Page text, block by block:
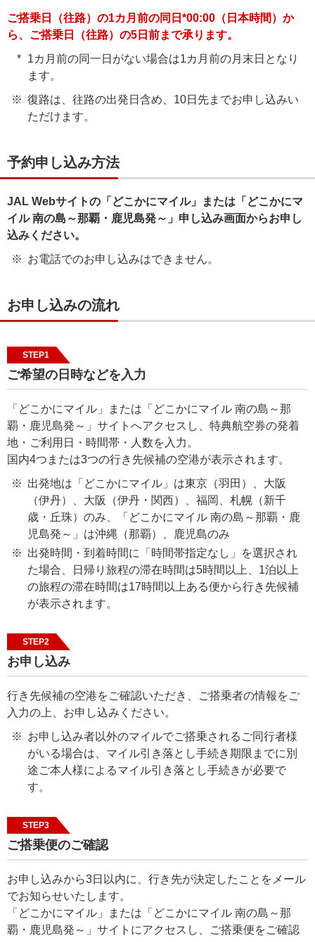
ご搭乗日（往路）の1カ月前の同日*00:00（日本時間）か
ら、ご搭乗日（往路）の5日前まで承ります。
1カ月前の同一日がない場合は1カ月前の月末日となり
ます。
復路は、往路の出発日含め、10日先までお申し込みい
ただけます。
予約申し込み方法
JAL Webサイトの「どこかにマイル」または「どこかにマ
イル 南の島～那覇・鹿児島発～」申し込み画面からお申し
込みください。
お電話でのお申し込みはできません。
お申し込みの流れ
STEP1
ご希望の日時などを入力
「どこかにマイル」または「どこかにマイル 南の島～那
覇・鹿児島発～」サイトへアクセスし、特典航空券の発着
地・ご利用日・時間帯・人数を入力。
国内4つまたは3つの行き先候補の空港が表示されます。
出発地は「どこかにマイル」は東京（羽田）、大阪
（伊丹）、大阪（伊丹・関西）、福岡、札幌（新千
歳・丘珠）のみ、「どこかにマイル 南の島～那覇・鹿
児島発～」は沖縄（那覇）、鹿児島のみ
出発時間・到着時間に「時間帯指定なし」を選択され
た場合、日帰り旅程の滞在時間は5時間以上、1泊以上
の旅程の滞在時間は17時間以上ある便から行き先候補
が表示されます。
STEP2
お申し込み
行き先候補の空港をご確認いただき、ご搭乗者の情報をご
入力の上、お申し込みください。
お申し込み者以外のマイルでご搭乗されるご同行者様
がいる場合は、マイル引き落とし手続き期限までに別
途ご本人様によるマイル引き落とし手続きが必要で
す。
STEP3
ご搭乗便のご確認
お申し込みから3日以内に、行き先が決定したことをメール
でお知らせいたします。
「どこかにマイル」または「どこかにマイル 南の島～那
覇・鹿児島発～」サイトにアクセスし、ご搭乗便をご確認